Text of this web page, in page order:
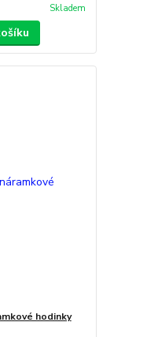
Skladem
hodinky